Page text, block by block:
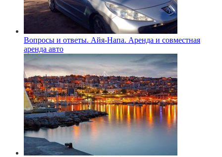
Вопросы и ответы. Айя-Напа. Аренда и совместная
аренда авто